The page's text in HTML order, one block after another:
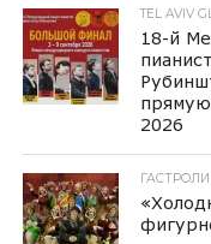
TEL AVIV
18-й
2026
ГАСТРОЛИ